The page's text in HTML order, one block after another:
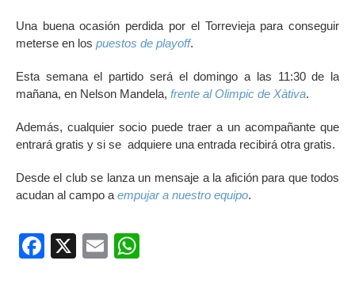
Una buena ocasión perdida por el Torrevieja para conseguir
meterse en los puestos de playoff.
Esta semana el partido será el domingo a las 11:30 de la
mañana, en Nelson Mandela, frente al Olimpic de Xàtiva.
Además, cualquier socio puede traer a un acompañante que
entrará gratis y si se adquiere una entrada recibirá otra gratis.
Desde el club se lanza un mensaje a la afición para que todos
acudan al campo a empujar a nuestro equipo.
Facebook
X Email